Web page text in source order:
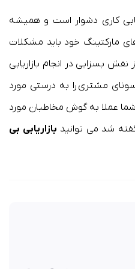
کاری دشوار است و همیشه
های مارکتینگ خود باید مشکلات
بسزایی در انجام بازاریابی
مشتری را به درستی مورد
عملا به گوش مخاطبان مورد
شد می توانید بازاریابی بی